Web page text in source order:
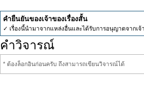
คำยืนยันของเจ้าของเรื่องสั้น
✓ เรื่องนี้นำมาจากแหล่งอื่นและได้รับการอนุญาตจากเจ้
คำวิจารณ์
* ต้องล็อกอินก่อนครับ ถึงสามารถเขียนวิจารณ์ได้